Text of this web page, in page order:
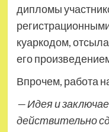
дипломы
куаркодом,
его
Впрочем, работа
— Идея и
действительно